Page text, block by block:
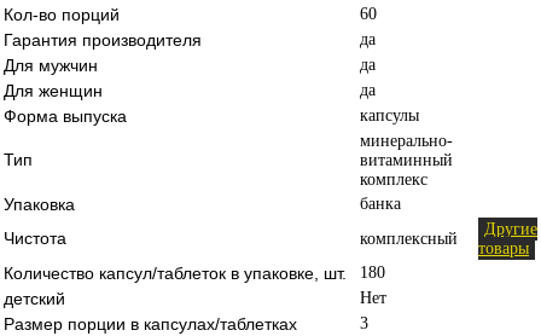
Кол-во порций 60
Гарантия производителя да
Для мужчин да
Для женщин да
Форма выпуска капсулы
Тип
минерально-
витаминный
комплекс
Упаковка банка
Чистота комплексный
Другие
товары
Количество капсул/таблеток в упаковке, шт. 180
детский Нет
Размер порции в капсулах/таблетках 3